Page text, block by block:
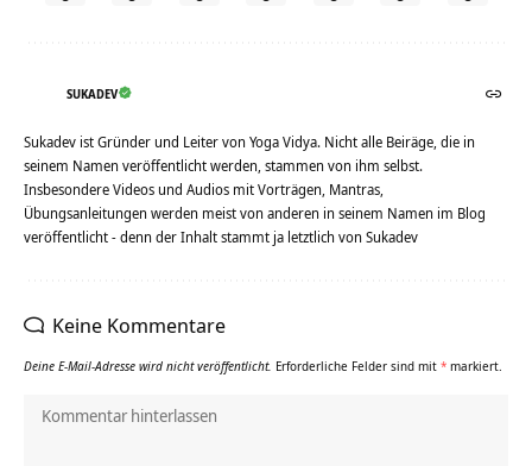
SUKADEV
Sukadev ist Gründer und Leiter von Yoga Vidya. Nicht alle Beiräge, die in
seinem Namen veröffentlicht werden, stammen von ihm selbst.
Insbesondere Videos und Audios mit Vorträgen, Mantras,
Übungsanleitungen werden meist von anderen in seinem Namen im Blog
veröffentlicht - denn der Inhalt stammt ja letztlich von Sukadev
Keine Kommentare
Deine E-Mail-Adresse wird nicht veröffentlicht. Erforderliche Felder sind mit * markiert.